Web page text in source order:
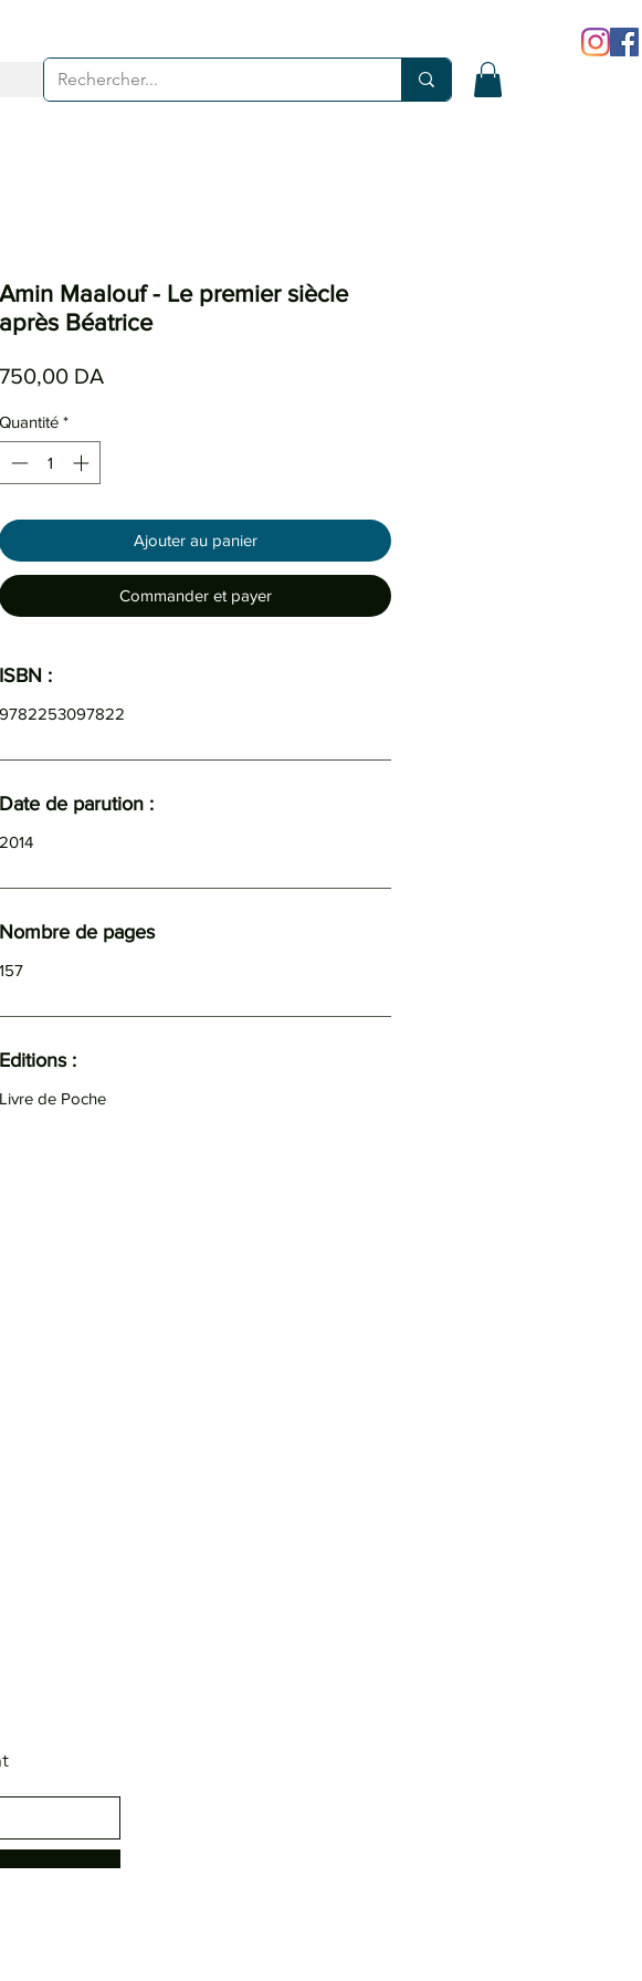
Amin Maalouf - Le premier siècle
après Béatrice
750,00 DA
Quantité *
Ajouter au panier
Commander et payer
ISBN :
9782253097822
Date de parution :
2014
Nombre de pages
157
Editions :
Livre de Poche